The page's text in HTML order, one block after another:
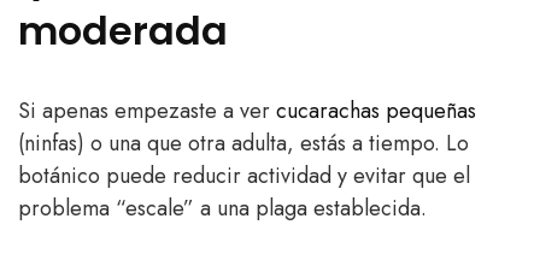
moderada
Si apenas empezaste a vercucarachas pequeñas
(ninfas) o una que otra adulta, estás a tiempo. Lo
botánico puede reducir actividad y evitar que el
problema “escale” a una plaga establecida.